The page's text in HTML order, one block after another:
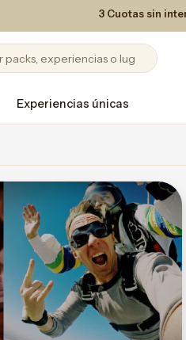
3 Cuotas sin
Experiencias únicas